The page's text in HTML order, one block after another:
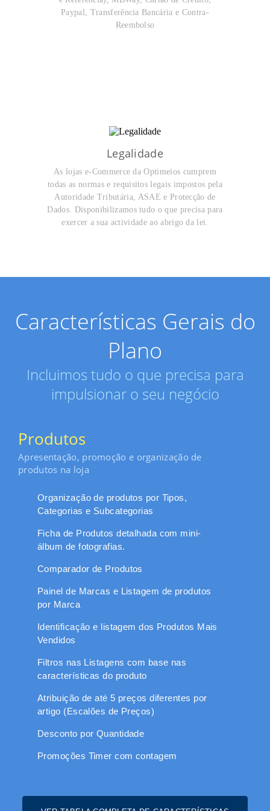
Paypal, Transferência Bancária e Contra-
Reembolso
Legalidade
As lojas e-Commerce da Optimeios cumprem
todas as normas e requisitos legais impostos pela
Autoridade Tributária, ASAE e Protecção de
Dados. Disponibilizamos tudo o que precisa para
exercer a sua actividade ao abrigo da lei.
Características Gerais do
Plano
Incluimos tudo o que precisa para
impulsionar o seu negócio
Produtos
Apresentação, promoção e organização de
produtos na loja
Organização de produtos por Tipos,
Categorias e Subcategorias
Ficha de Produtos detalhada com mini-
álbum de fotografias.
Comparador de Produtos
Painel de Marcas e Listagem de produtos
por Marca
Identificação e listagem dos Produtos Mais
Vendidos
Filtros nas Listagens com base nas
características do produto
Atribuição de até 5 preços diferentes por
artigo (Escalões de Preços)
Desconto por Quantidade
Promoções Timer com contagem
características neutras (Cor, Tamanho